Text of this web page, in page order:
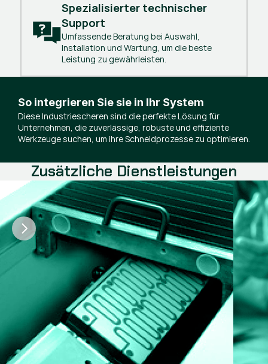
Spezialisierter technischer
Support
Umfassende Beratung bei Auswahl,
Installation und Wartung, um die beste
Leistung zu gewährleisten.
So integrieren Sie sie in Ihr System
Diese Industriescheren sind die perfekte Lösung für
Unternehmen, die zuverlässige, robuste und effiziente
Werkzeuge suchen, um ihre Schneidprozesse zu optimieren.
Zusätzliche Dienstleistungen